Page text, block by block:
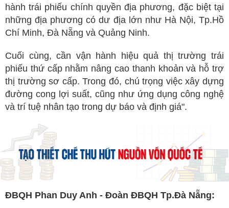
hành trái phiếu chính quyền địa phương, đặc biệt tại
những địa phương có dư địa lớn như Hà Nội, Tp.Hồ
Chí Minh, Đà Nẵng và Quảng Ninh.
Cuối cùng, cần vận hành hiệu quả thị trường trái
phiếu thứ cấp nhằm nâng cao thanh khoản và hỗ trợ
thị trường sơ cấp. Trong đó, chú trọng việc xây dựng
đường cong lợi suất, cũng như ứng dụng công nghệ
và trí tuệ nhân tạo trong dự báo và định giá".
ĐBQH Phan Duy Anh - Đoàn ĐBQH Tp.Đà Nẵng: